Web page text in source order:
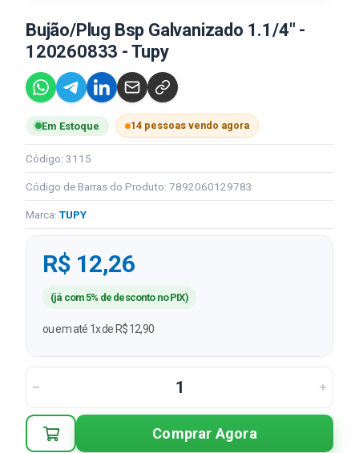
Bujão/Plug Bsp Galvanizado 1.1/4" -
120260833 - Tupy
Em Estoque 14 pessoas vendo agora
Código: 3115
Código de Barras do Produto: 7892060129783
Marca: TUPY
R$ 12,26
(já com 5% de desconto no PIX)
ou em até 1x de R$ 12,90
Comprar Agora